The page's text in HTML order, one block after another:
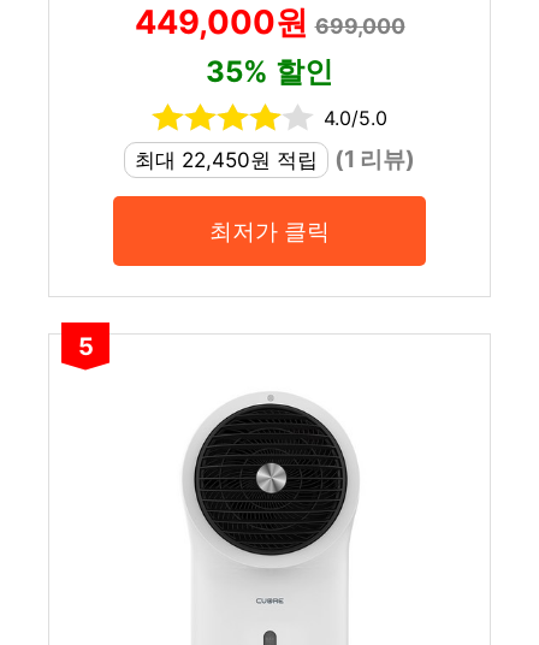
449,000원699,000
35% 할인
4.0/5.0
최대 22,450원 적립
(1 리뷰)
최저가 클릭
5